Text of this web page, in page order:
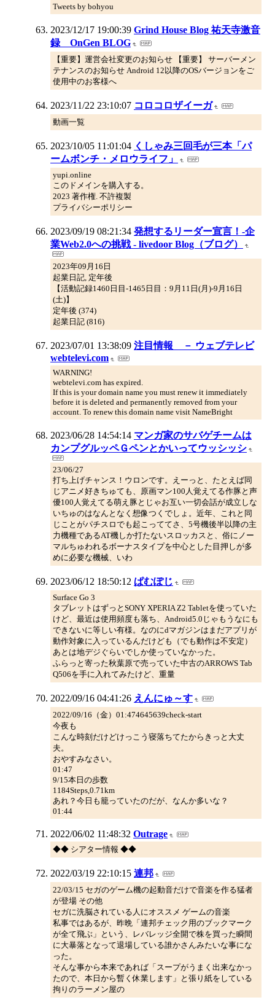
Tweets by bohyou
2023/12/17 19:00:39 Grind House Blog 祐天寺激音
録 OnGen BLOG
【重要】運営会社変更のお知らせ 【重要】 サーバーメン
テナンスのお知らせ Android 12以降のOSバージョンをご
使用中のお客様へ
2023/11/22 23:10:07 コロコロザイーガ
動画一覧
2023/10/05 11:01:04 くしゃみ三回毛が三本「パ
ームボンチ・メロウライフ」
yupi.online
このドメインを購入する。
2023 著作権. 不許複製
プライバシーポリシー
2023/09/19 08:21:34 発想するリーダー宣言！-企
業Web2.0への挑戦 - livedoor Blog（ブログ）
2023年09月16日
起業日記, 定年後
【活動記録1460日目-1465日目：9月11日(月)-9月16日
(土)】
定年後 (374)
起業日記 (816)
2023/07/01 13:38:09 注目情報 － ウェブテレビ
webtelevi.com
WARNING!
webtelevi.com has expired.
If this is your domain name you must renew it immediately
before it is deleted and permanently removed from your
account. To renew this domain name visit NameBright
2023/06/28 14:54:14 マンガ家のサバゲチームは
カンプグルッペＧペンとかいってウッシッシ
23/06/27
打ち上げチャンス！ウロンです。えーっと、たとえば同
じアニメ好きちゅても、原画マン100人覚えてる作豚と声
優100人覚えてる萌え豚とじゃお互い一切会話が成立しな
いちゅのはなんとなく想像つくでしょ。近年、これと同
じことがパチスロでも起こっててさ、5号機後半以降の主
力機種であるAT機しか打たないスロッカスと、俗にノー
マルちゅわれるボーナスタイプを中心とした目押しが多
めに必要な機械、いわ
2023/06/12 18:50:12 ぱむぽじ
Surface Go 3
タブレットはずっとSONY XPERIA Z2 Tabletを使っていた
けど、最近は使用頻度も落ち、Android5.0じゃもうなにも
できないに等しい有様。なのにdマガジンはまだアプリが
動作対象に入っているんだけども（でも動作は不安定）
あとは地デジぐらいでしか使っていなかった。
ふらっと寄った秋葉原で売っていた中古のARROWS Tab
Q506を手に入れてみたけど、重量
2022/09/16 04:41:26 えんにゅ～す
2022/09/16（金）01:474645639check-start
今夜も
こんな時刻だけどけっこう寝落ちてたからきっと大丈
夫。
おやすみなさい。
01:47
9/15本日の歩数
1184Steps,0.71km
あれ？今日も籠っていたのだが、なんか多いな？
01:44
2022/06/02 11:48:32 Outrage
◆◆ シアター情報 ◆◆
2022/03/19 22:10:15 連邦
22/03/15 セガのゲーム機の起動音だけで音楽を作る猛者
が登場 その他
セガに洗脳されている人にオススメ ゲームの音楽
私事ではあるが、昨晩「連邦チェック用のブックマーク
が全て飛ぶ」という、レバレッジ全開で株を買った瞬間
に大暴落となって退場している誰かさんみたいな事にな
った。
そんな事から本来であれば「スープがうまく出来なかっ
たので、本日から暫く休業します」と張り紙をしている
拘りのラーメン屋の